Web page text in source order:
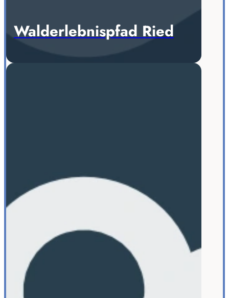
Walderlebnispfad Ried